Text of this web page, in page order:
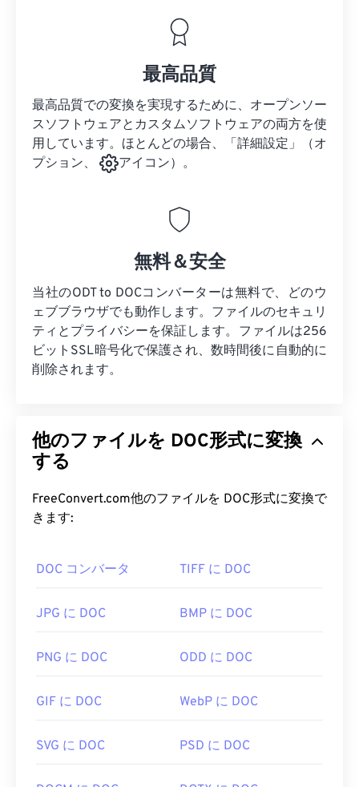
最高品質
最高品質での変換を実現するために、オープンソー
スソフトウェアとカスタムソフトウェアの両方を使
用しています。ほとんどの場合、「詳細設定」（オ
プション、
アイコン）。
無料＆安全
当社のODT to DOCコンバーターは無料で、どのウ
ェブブラウザでも動作します。ファイルのセキュリ
ティとプライバシーを保証します。ファイルは256
ビットSSL暗号化で保護され、数時間後に自動的に
削除されます。
他のファイルを DOC形式に変換
する
FreeConvert.com他のファイルを DOC形式に変換で
きます:
DOC コンバータ TIFF に DOC
JPG に DOC BMP に DOC
PNG に DOC ODD に DOC
GIF に DOC WebP に DOC
SVG に DOC PSD に DOC